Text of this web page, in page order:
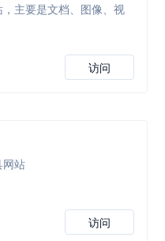
主要是文档、图像、视
访问
网站
访问